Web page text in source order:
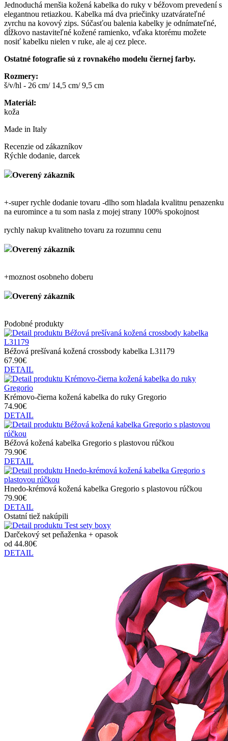
Jednoduchá menšia kožená kabelka do ruky v béžovom prevedení s
elegantnou retiazkou. Kabelka má dva priečinky uzatvárateľné
zvrchu na kovový zips. Súčasťou balenia kabelky je odnímateľné,
dĺžkovo nastaviteľné kožené ramienko, vďaka ktorému možete
nosiť kabelku nielen v ruke, ale aj cez plece.
Ostatné fotografie sú z rovnakého modelu čiernej farby.
Rozmery:
š/v/hl - 26 cm/ 14,5 cm/ 9,5 cm
Materiál:
koža
Made in Italy
Recenzie od zákazníkov
Rýchle dodanie, darcek
Overený zákazník
+-super rychle dodanie tovaru -dlho som hladala kvalitnu penazenku
na euromince a tu som nasla z mojej strany 100% spokojnost
rychly nakup kvalitneho tovaru za rozumnu cenu
Overený zákazník
+moznost osobneho doberu
Overený zákazník
Podobné produkty
Béžová prešívaná kožená crossbody kabelka L31179
67.90€
DETAIL
Krémovo-čierna kožená kabelka do ruky Gregorio
74.90€
DETAIL
Béžová kožená kabelka Gregorio s plastovou rúčkou
79.90€
DETAIL
Hnedo-krémová kožená kabelka Gregorio s plastovou rúčkou
79.90€
DETAIL
Ostatní tiež nakúpili
Darčekový set peňaženka + opasok
od 44.80€
DETAIL